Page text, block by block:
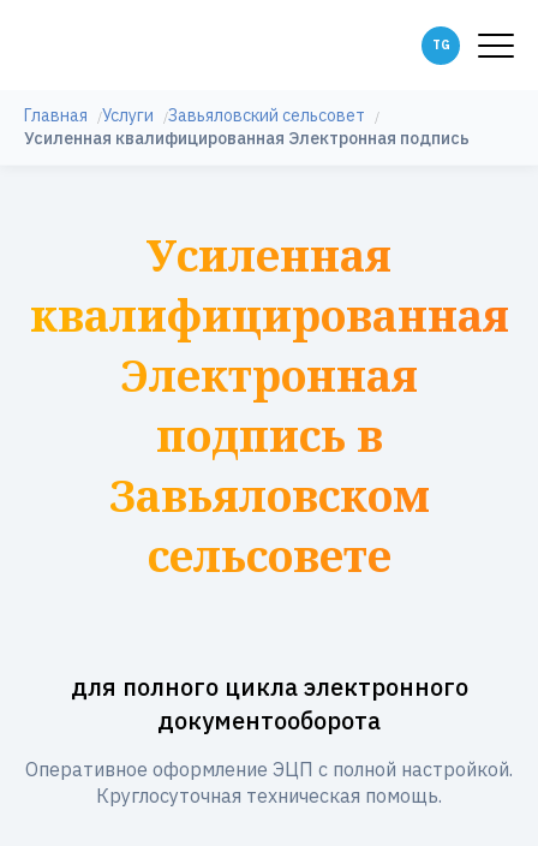
Главная Услуги
Завьяловский сельсовет
Усиленная квалифицированная Электронная подпись
Усиленная
квалифицированная
Электронная
подпись в
Завьяловском
сельсовете
для полного цикла электронного
документооборота
Оперативное оформление ЭЦП с полной настройкой.
Круглосуточная техническая помощь.